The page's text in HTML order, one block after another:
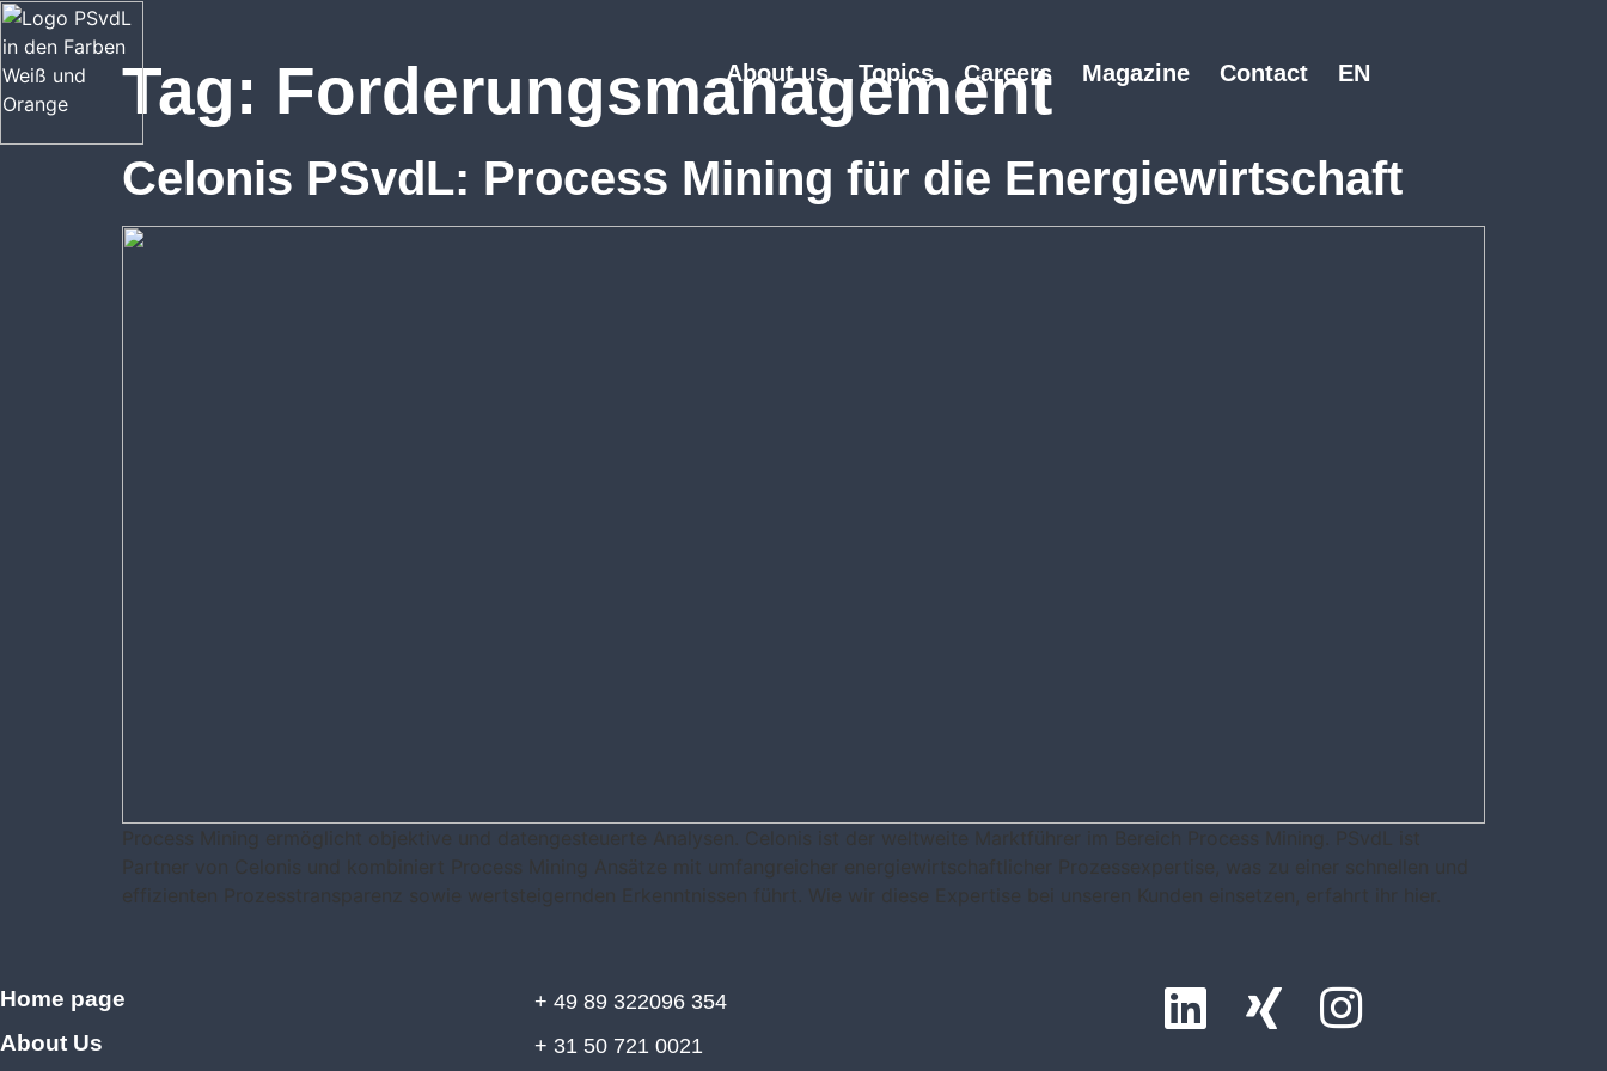
About us Topics Careers Magazine Contact EN
Tag: Forderungsmanagement
Celonis PSvdL: Process Mining für die Energiewirtschaft
Process Mining ermöglicht objektive und datengesteuerte Analysen. Celonis ist der weltweite Marktführer im Bereich Process Mining. PSvdL ist
Partner von Celonis und kombiniert Process Mining Ansätze mit umfangreicher energiewirtschaftlicher Prozessexpertise, was zu einer schnellen und
effizienten Prozesstransparenz sowie wertsteigernden Erkenntnissen führt. Wie wir diese Expertise bei unseren Kunden einsetzen, erfahrt ihr hier.
Home page
About Us
+ 49 89 322096 354
+ 31 50 721 0021